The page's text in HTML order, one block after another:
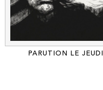
PARUTION LE